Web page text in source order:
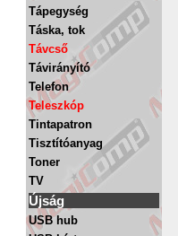
Tápegység
Táska, tok
Távcső
Távirányító
Telefon
Teleszkóp
Tintapatron
Tisztítóanyag
Toner
TV
Újság
USB hub